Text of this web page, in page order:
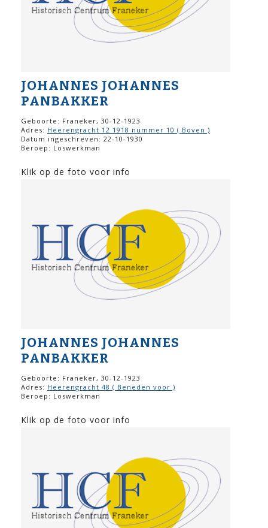
JOHANNES JOHANNES
PANBAKKER
Geboorte: Franeker, 30-12-1923
Adres: Heerengracht 12 1918 nummer 10 ( Boven )
Datum ingeschreven: 22-10-1930
Beroep: Loswerkman
Klik op de foto voor info
JOHANNES JOHANNES
PANBAKKER
Geboorte: Franeker, 30-12-1923
Adres: Heerengracht 48 ( Beneden voor )
Beroep: Loswerkman
Klik op de foto voor info